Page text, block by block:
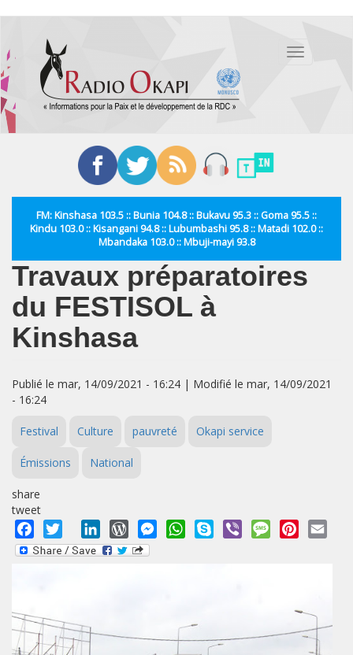
contenu
principal
Toggle
FM: Kinshasa 103.5 :: Bunia 104.8 :: Bukavu 95.3 :: Goma 95.5 ::
Kindu 103.0 :: Kisangani 94.8 :: Lubumbashi 95.8 :: Matadi 102.0 ::
Mbandaka 103.0 :: Mbuji-mayi 93.8
Travaux préparatoires
du FESTISOL à
Kinshasa
Publié le mar, 14/09/2021 - 16:24 | Modifié le mar, 14/09/2021
- 16:24
Festival Culture pauvreté Okapi service
Émissions National
share
tweet
Facebook
Twitter LinkedInWordPressMessengerWhatsApp
Skype Viber MessagePinterest